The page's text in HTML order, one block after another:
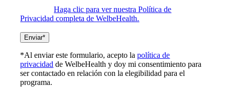
momento.Haga clic para ver nuestra Política de
Privacidad completa de WelbeHealth.
*Al enviar este formulario, acepto lapolítica de
privacidad de WelbeHealth y doy mi consentimiento para
ser contactado en relación con la elegibilidad para el
programa.